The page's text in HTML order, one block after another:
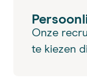
Onze
te kiezen